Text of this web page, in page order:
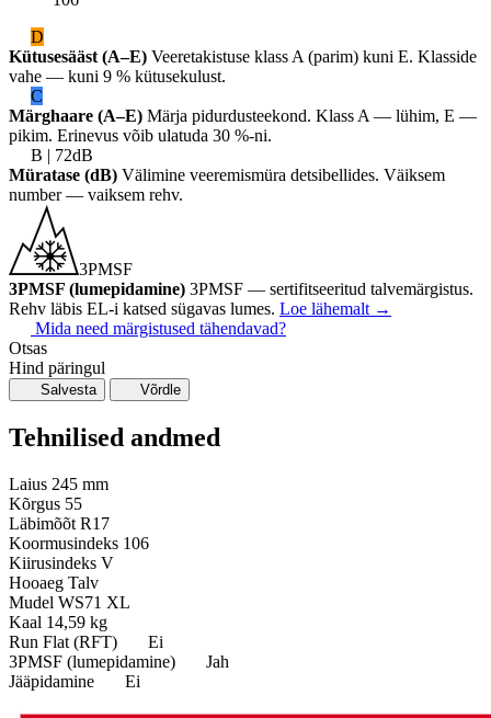
D
Kütusesääst (A–E) Veeretakistuse klass A (parim) kuni E. Klasside
vahe — kuni 9 % kütusekulust.
C
Märghaare (A–E) Märja pidurdusteekond. Klass A — lühim, E —
pikim. Erinevus võib ulatuda 30 %-ni.
B | 72dB
Müratase (dB) Välimine veeremismüra detsibellides. Väiksem
number — vaiksem rehv.
3PMSF
3PMSF (lumepidamine) 3PMSF — sertifitseeritud talvemärgistus.
Rehv läbis EL-i katsed sügavas lumes. Loe lähemalt →
Mida need märgistused tähendavad?
Otsas
Hind päringul
Salvesta Võrdle
Tehnilised andmed
Laius 245 mm
Kõrgus 55
Läbimõõt R17
Koormusindeks 106
Kiirusindeks V
Hooaeg Talv
Mudel WS71 XL
Kaal 14,59 kg
Run Flat (RFT)
Ei
3PMSF (lumepidamine)
Jah
Jääpidamine
Ei